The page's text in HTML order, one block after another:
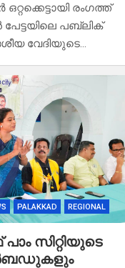
രംഗത്ത്
പബ്ലിക്
വേദിയുടെ…
PALAKKAD REGIONAL
സിറ്റിയുടെ